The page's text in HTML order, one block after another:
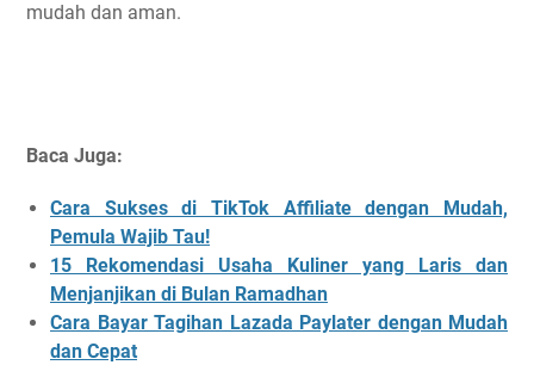
mudah dan aman.
Baca Juga:
Cara Sukses di TikTok Affiliate dengan Mudah,
Pemula Wajib Tau!
15 Rekomendasi Usaha Kuliner yang Laris dan
Menjanjikan di Bulan Ramadhan
Cara Bayar Tagihan Lazada Paylater dengan Mudah
dan Cepat